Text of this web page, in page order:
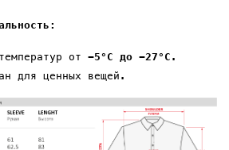
от -5°C до -27°C .
для ценных вещей.